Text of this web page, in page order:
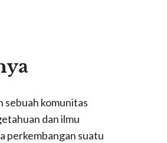
sebuah komunitas
dan ilmu
perkembangan suatu